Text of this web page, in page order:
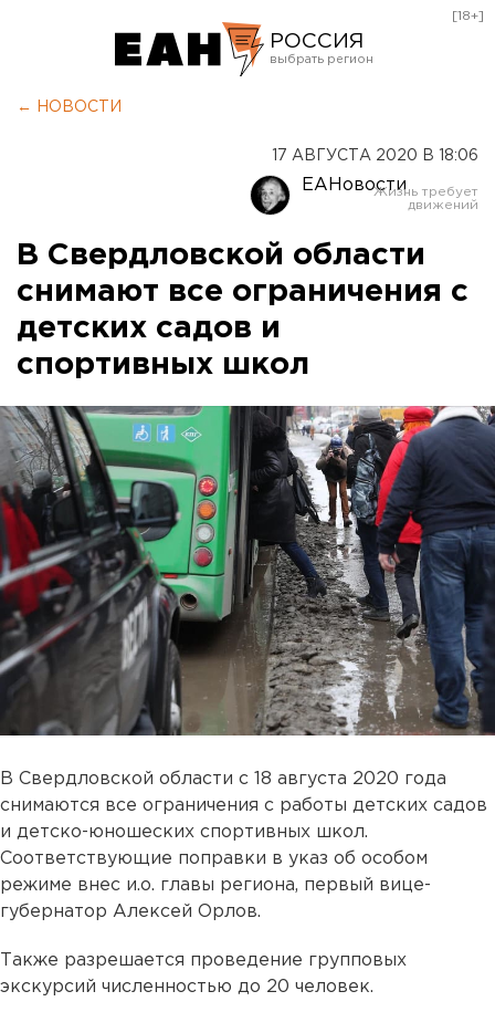
РОССИЯ
Оренбург
[18+]
← НОВОСТИ
17 АВГУСТА 2020 В 18:06
ЕАНовости
В Свердловской области
снимают все ограничения с
детских садов и
спортивных школ
В Свердловской области с 18 августа 2020 года
снимаются все ограничения с работы детских садов
и детско-юношеских спортивных школ.
Соответствующие поправки в указ об особом
режиме внес и.о. главы региона, первый вице-
губернатор Алексей Орлов.
Также разрешается проведение групповых
экскурсий численностью до 20 человек.